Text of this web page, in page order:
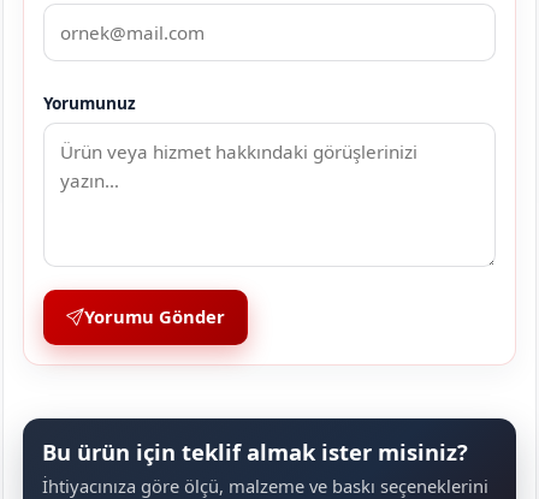
Yorumunuz
Yorumu Gönder
Bu ürün için teklif almak ister misiniz?
İhtiyacınıza göre ölçü, malzeme ve baskı seçeneklerini